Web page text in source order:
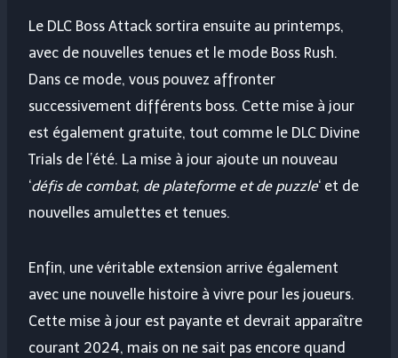
Le DLC Boss Attack sortira ensuite au printemps,
avec de nouvelles tenues et le mode Boss Rush.
Dans ce mode, vous pouvez affronter
successivement différents boss. Cette mise à jour
est également gratuite, tout comme le DLC Divine
Trials de l’été. La mise à jour ajoute un nouveau
‘défis de combat, de plateforme et de puzzle‘ et de
nouvelles amulettes et tenues.
Enfin, une véritable extension arrive également
avec une nouvelle histoire à vivre pour les joueurs.
Cette mise à jour est payante et devrait apparaître
courant 2024, mais on ne sait pas encore quand